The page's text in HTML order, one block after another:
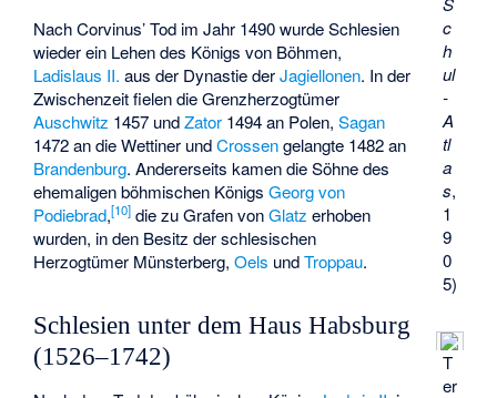
c
h
ul
-
A
tl
a
s,
1
9
0
5)
T
er
Nach Corvinus’ Tod im Jahr 1490 wurde Schlesien
wieder ein Lehen des Königs von Böhmen,
Ladislaus II. aus der Dynastie derJagiellonen. In der
Zwischenzeit fielen die Grenzherzogtümer
Auschwitz 1457 undZator 1494 an Polen,Sagan
1472 an die Wettiner undCrossengelangte 1482 an
Brandenburg. Andererseits kamen die Söhne des
ehemaligen böhmischen KönigsGeorg von
Podiebrad,[10] die zu Grafen vonGlatz erhoben
wurden, in den Besitz der schlesischen
Herzogtümer Münsterberg,Oels undTroppau.
Schlesien unter dem Haus Habsburg
(1526–1742)